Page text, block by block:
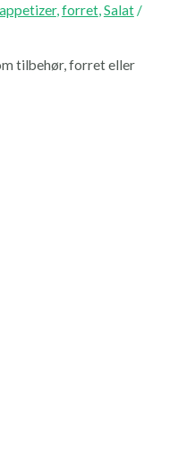
appetizer, forret, Salat/
tilbehør, forret eller